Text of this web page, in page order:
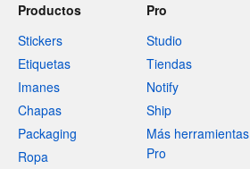
Productos
Stickers
Etiquetas
Imanes
Chapas
Packaging
Ropa
Pro
Studio
Tiendas
Notify
Ship
Más herramientas
Pro